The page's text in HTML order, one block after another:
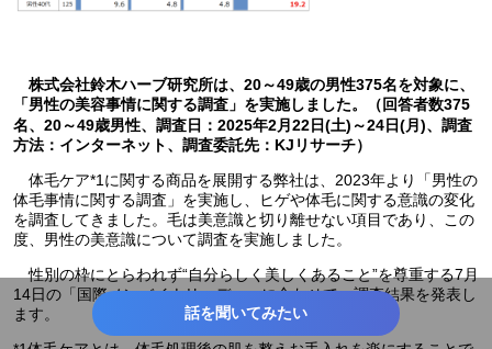
株式会社鈴木ハーブ研究所は、20～49歳の男性375名を対象に、
「男性の美容事情に関する調査」を実施しました。（回答者数375
名、20～49歳男性、調査日：2025年2月22日(土)～24日(月)、調査
方法：インターネット、調査委託先：KJリサーチ）
体毛ケア*1に関する商品を展開する弊社は、2023年より「男性の
体毛事情に関する調査」を実施し、ヒゲや体毛に関する意識の変化
を調査してきました。毛は美意識と切り離せない項目であり、この
度、男性の美意識について調査を実施しました。
性別の枠にとらわれず“自分らしく美しくあること”を尊重する7月
14日の「国際ノンバイナリーデー」に合わせて、調査結果を発表し
ます。
話を聞いてみたい